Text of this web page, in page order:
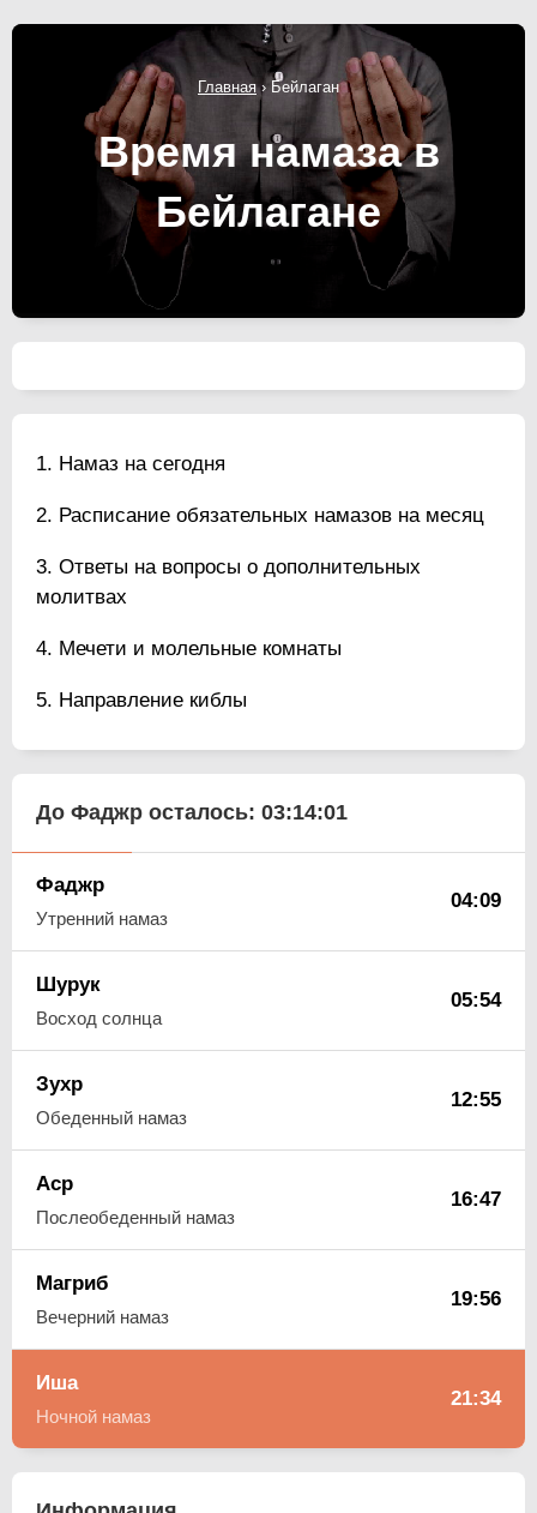
Главная› Бейлаган
Время намаза в
Бейлагане
Намаз на сегодня
Расписание обязательных намазов на месяц
Ответы на вопросы о дополнительных
молитвах
Мечети и молельные комнаты
Направление киблы
До Фаджр осталось: 03:14:00
Фаджр
Утренний намаз
04:09
Шурук
Восход солнца
05:54
Зухр
Обеденный намаз
12:55
Аср
Послеобеденный намаз
16:47
Магриб
Вечерний намаз
19:56
Иша
Ночной намаз
21:34